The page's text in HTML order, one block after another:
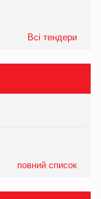
Всі тендери
повний список